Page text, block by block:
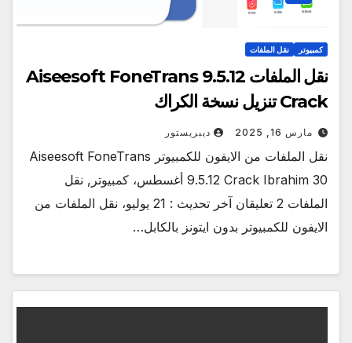
كمبيوتر نقل الملفات
نقل الملفات Aiseesoft FoneTrans 9.5.12
Crack تنزيل نسخة الكراك
مارس 16, 2025 ديبريستور
نقل الملفات من الايفون للكمبيوتر Aiseesoft FoneTrans
9.5.12 Crack Ibrahim 30 أغسطس، كمبيوتر, نقل
الملفات 2 تعليقان آخر تحديث : 21 يوليو، نقل الملفات من
الايفون للكمبيوتر بدون ايتونز بالكابل…